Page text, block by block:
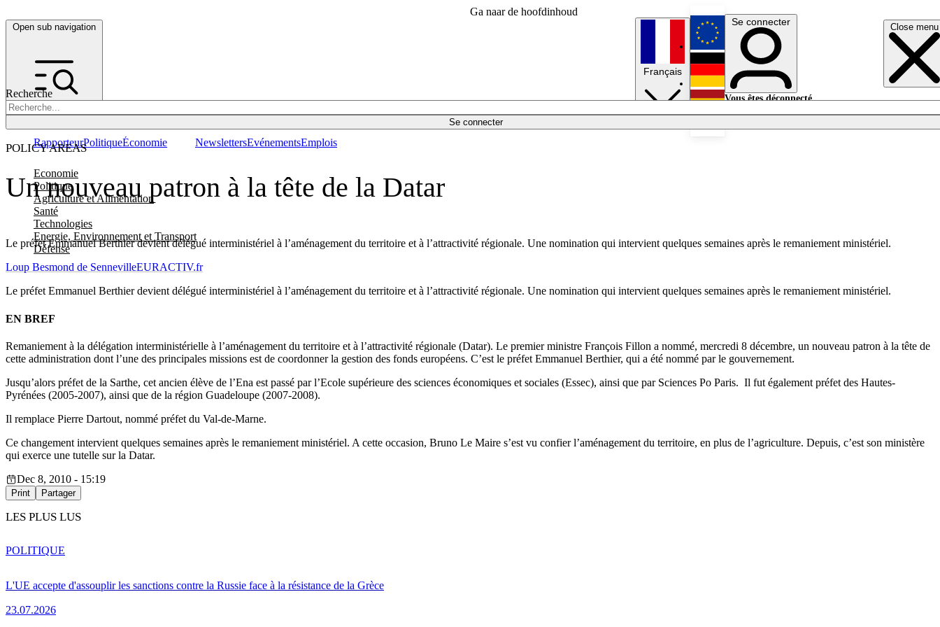
Ga naar de hoofdinhoud
Open sub navigation Close menu
Recherche
Se connecter
POLICY AREAS
Economie
Politique
Agriculture et Alimentation
Santé
Technologies
Energie, Environnement et Transport
Défense
RapporteurPolitiqueÉconomie NewslettersEvénementsEmplois
Français
English
Deutsch
Se connecter
Vous êtes déconnecté.
Un nouveau patron à la tête de la Datar
Le préfet Emmanuel Berthier devient délégué interministériel à l’aménagement du territoire et à l’attractivité régionale. Une nomination qui intervient quelques semaines après le remaniement ministériel.
Loup Besmond de SennevilleEURACTIV.fr
Le préfet Emmanuel Berthier devient délégué interministériel à l’aménagement du territoire et à l’attractivité régionale. Une nomination qui intervient quelques semaines après le remaniement ministériel.
EN BREF
Remaniement à la délégation interministérielle à l’aménagement du territoire et à l’attractivité régionale (Datar). Le premier ministre François Fillon a nommé, mercredi 8 décembre, un nouveau patron à la tête de
cette administration dont l’une des principales missions est de coordonner la gestion des fonds européens. C’est le préfet Emmanuel Berthier, qui a été nommé par le gouvernement.
Jusqu’alors préfet de la Sarthe, cet ancien élève de l’Ena est passé par l’Ecole supérieure des sciences économiques et sociales (Essec), ainsi que par Sciences Po Paris. Il fut également préfet des Hautes-
Pyrénées (2005-2007), ainsi que de la région Guadeloupe (2007-2008).
Il remplace Pierre Dartout, nommé préfet du Val-de-Marne.
Ce changement intervient quelques semaines après le remaniement ministériel. A cette occasion, Bruno Le Maire s’est vu confier l’aménagement du territoire, en plus de l’agriculture. Depuis, c’est son ministère
qui exerce une tutelle sur la Datar.
Dec 8, 2010 - 15:19
Print Partager
LES PLUS LUS
L'UE accepte d'assouplir les sanctions contre la Russie face à la résistance de la Grèce
23.07.2026
POLITIQUE